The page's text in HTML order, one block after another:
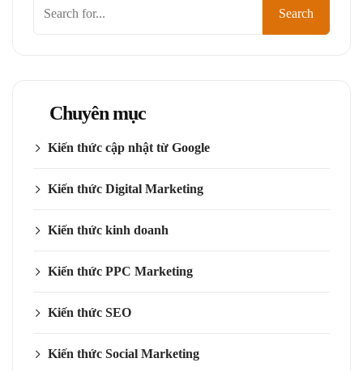
Search
Chuyên mục
Kiến thức cập nhật từ Google
Kiến thức Digital Marketing
Kiến thức kinh doanh
Kiến thức PPC Marketing
Kiến thức SEO
Kiến thức Social Marketing